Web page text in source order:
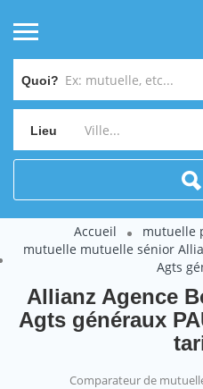
Quoi?
Lieu
Accueil
mutuelle
mutuelle mutuelle sénior
Agts
Allianz Agence
Agts généraux
Comparateur de